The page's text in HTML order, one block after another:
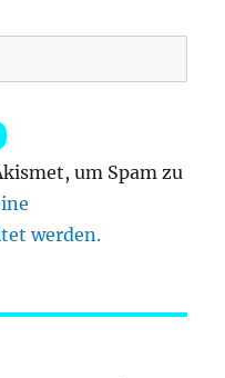
um Spam zu
werden.